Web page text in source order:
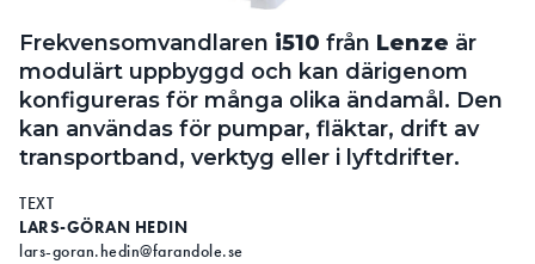
Search for:
SEARCH
Frekvensomvandlaren i510 från Lenze är
modulärt uppbyggd och kan därigenom
konfigureras för många olika ändamål. Den
kan användas för pumpar, fläktar, drift av
transportband, verktyg eller i lyftdrifter.
TEXT
LARS-GÖRAN HEDIN
lars-goran.hedin@farandole.se